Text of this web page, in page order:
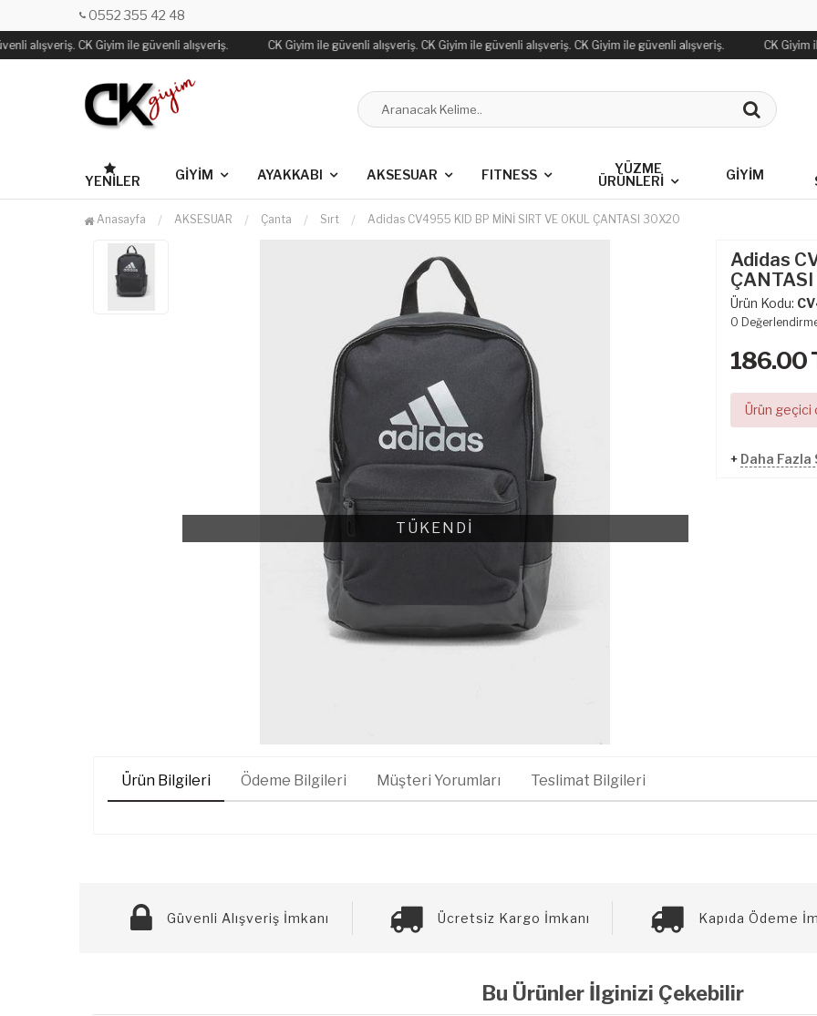
0552 355 42 48
alışveriş. CK Giyim ile güvenli alışveriş. CK Giyim ile güvenli alışveriş. CK Giyim ile güvenli alışveriş. CK Giyim ile güvenli alışveriş. CK Giyim
YENILER GİYİM AYAKKABI AKSESUAR FITNESS
YÜZME
ÜRÜNLERİ
GİYİM
Anasayfa AKSESUAR Çanta Sırt Adidas CV4955 KID BP MİNİ SIRT VE OKUL ÇANTASI 30X20
TÜKENDİ
Adidas
Ürün Kodu:
0
186.00
Ürün geçici
+ Daha Fazla
Ürün Bilgileri Ödeme Bilgileri Müşteri Yorumları Teslimat Bilgileri
Güvenli Alışveriş İmkanı Ücretsiz Kargo İmkanı Kapıda Ödeme
Bu Ürünler İlginizi Çekebilir